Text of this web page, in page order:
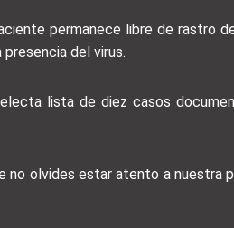
permanece libre de rastro
del virus.
lista de diez casos
no olvides estar atento a